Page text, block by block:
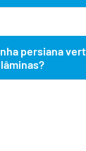
persiana